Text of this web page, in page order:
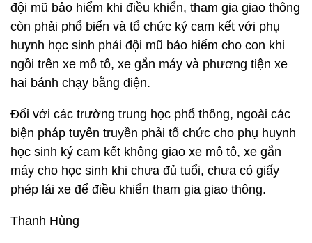
đội mũ bảo hiểm khi điều khiển, tham gia giao thông
còn phải phổ biến và tổ chức ký cam kết với phụ
huynh học sinh phải đội mũ bảo hiểm cho con khi
ngồi trên xe mô tô, xe gắn máy và phương tiện xe
hai bánh chạy bằng điện.
Đối với các trường trung học phổ thông, ngoài các
biện pháp tuyên truyền phải tổ chức cho phụ huynh
học sinh ký cam kết không giao xe mô tô, xe gắn
máy cho học sinh khi chưa đủ tuổi, chưa có giấy
phép lái xe để điều khiển tham gia giao thông.
Thanh Hùng